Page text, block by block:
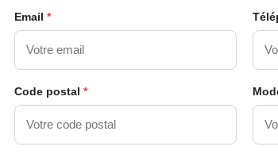
Email *
Code postal *